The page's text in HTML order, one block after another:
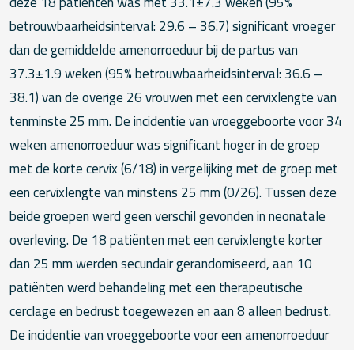
betrouwbaarheidsinterval: 29.6 – 36.7) significant vroeger
dan de gemiddelde amenorroeduur bij de partus van
37.3±1.9 weken (95% betrouwbaarheidsinterval: 36.6 –
38.1) van de overige 26 vrouwen met een cervixlengte van
tenminste 25 mm. De incidentie van vroeggeboorte voor 34
weken amenorroeduur was significant hoger in de groep
met de korte cervix (6/18) in vergelijking met de groep met
een cervixlengte van minstens 25 mm (0/26). Tussen deze
beide groepen werd geen verschil gevonden in neonatale
overleving. De 18 patiënten met een cervixlengte korter
dan 25 mm werden secundair gerandomiseerd, aan 10
patiënten werd behandeling met een therapeutische
cerclage en bedrust toegewezen en aan 8 alleen bedrust.
De incidentie van vroeggeboorte voor een amenorroeduur